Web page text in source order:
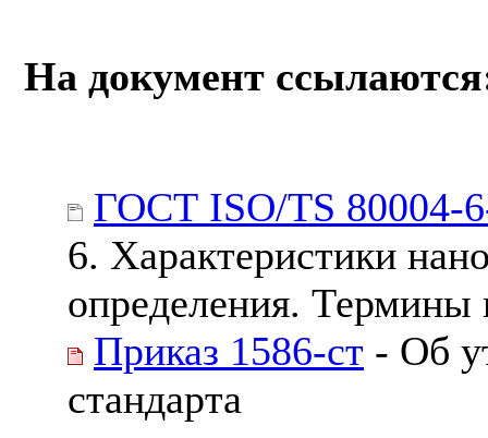
На документ
ГОСТ ISO/TS 80004-
6. Характеристики
определения. Термины
Приказ 1586-ст - Об
стандарта